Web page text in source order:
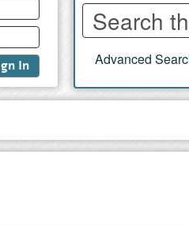
In
Enter
words
to
search
catalog
Advanced